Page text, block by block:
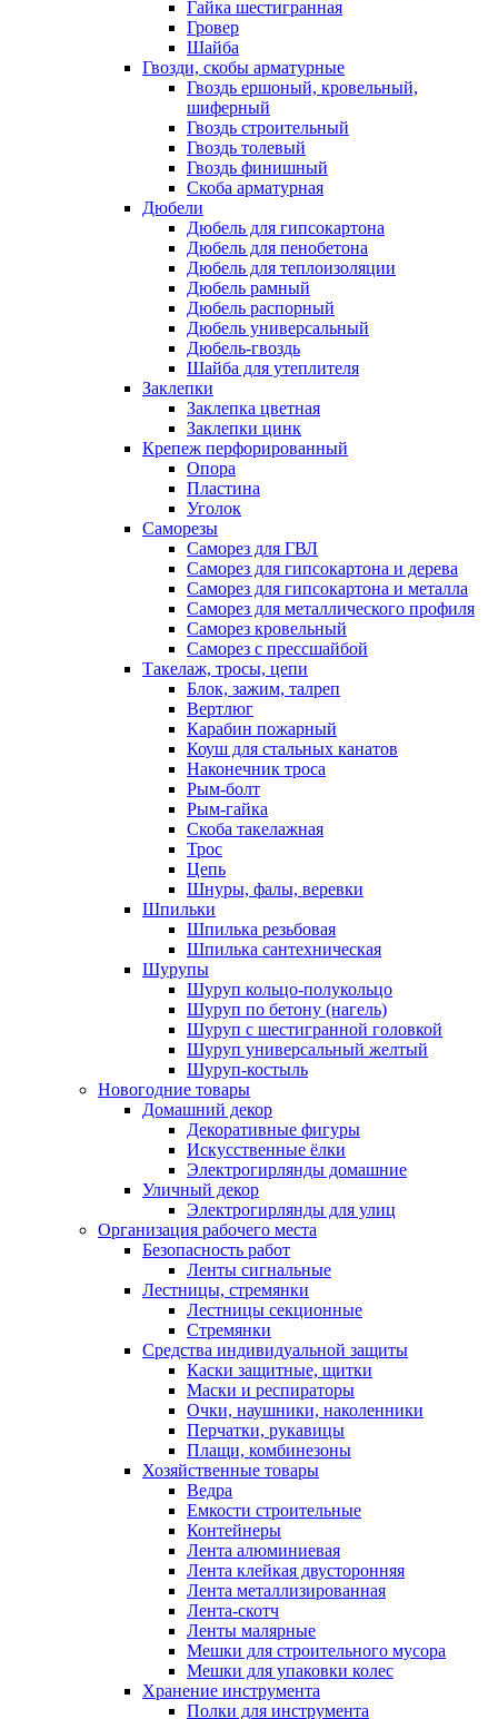
Гайка шестигранная
Гровер
Шайба
Гвозди, скобы арматурные
Гвоздь ершоный, кровельный,
шиферный
Гвоздь строительный
Гвоздь толевый
Гвоздь финишный
Скоба арматурная
Дюбели
Дюбель для гипсокартона
Дюбель для пенобетона
Дюбель для теплоизоляции
Дюбель рамный
Дюбель распорный
Дюбель универсальный
Дюбель-гвоздь
Шайба для утеплителя
Заклепки
Заклепка цветная
Заклепки цинк
Крепеж перфорированный
Опора
Пластина
Уголок
Саморезы
Саморез для ГВЛ
Саморез для гипсокартона и дерева
Саморез для гипсокартона и металла
Саморез для металлического профиля
Саморез кровельный
Саморез с прессшайбой
Такелаж, тросы, цепи
Блок, зажим, талреп
Вертлюг
Карабин пожарный
Коуш для стальных канатов
Наконечник троса
Рым-болт
Рым-гайка
Скоба такелажная
Трос
Цепь
Шнуры, фалы, веревки
Шпильки
Шпилька резьбовая
Шпилька сантехническая
Шурупы
Шуруп кольцо-полукольцо
Шуруп по бетону (нагель)
Шуруп с шестигранной головкой
Шуруп универсальный желтый
Шуруп-костыль
Новогодние товары
Домашний декор
Декоративные фигуры
Искусственные ёлки
Электрогирлянды домашние
Уличный декор
Электрогирлянды для улиц
Организация рабочего места
Безопасность работ
Ленты сигнальные
Лестницы, стремянки
Лестницы секционные
Стремянки
Средства индивидуальной защиты
Каски защитные, щитки
Маски и респираторы
Очки, наушники, наколенники
Перчатки, рукавицы
Плащи, комбинезоны
Хозяйственные товары
Ведра
Емкости строительные
Контейнеры
Лента алюминиевая
Лента клейкая двусторонняя
Лента металлизированная
Лента-скотч
Ленты малярные
Мешки для строительного мусора
Мешки для упаковки колес
Хранение инструмента
Полки для инструмента